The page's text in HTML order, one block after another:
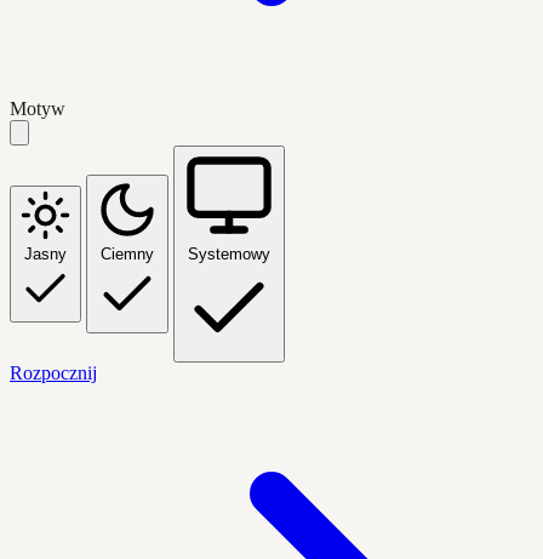
Motyw
Jasny Ciemny Systemowy
Rozpocznij